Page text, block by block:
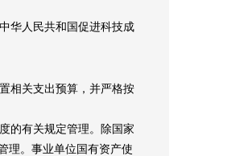
华人民共和国促进科技成
相关支出预算，并严格按
的有关规定管理。除国家
理。事业单位国有资产使